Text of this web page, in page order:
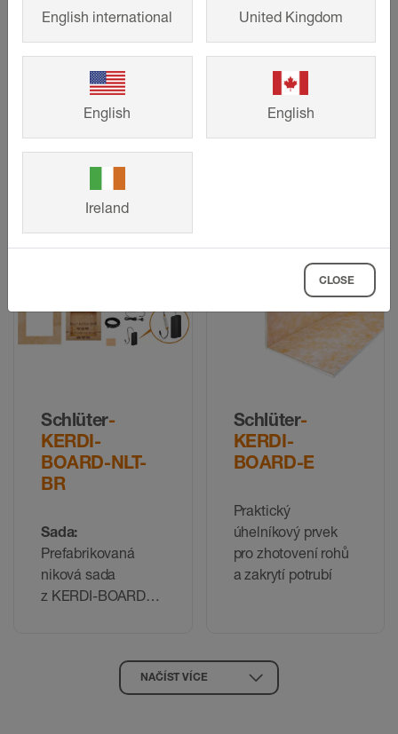
Schlüter-
KERDI-
BOARD-N
niková sada
BOARD pro
Schlüter-
KERDI-
BOARD-NLT
s LED technikou
v provedení
plug & play
Schlüter-
KERDI-
BOARD-NLT-
BR
Sada:
Prefabrikovaná
niková sada
z KERDI-BOARD
Schlüter-
KERDI-
BOARD-E
Praktický
úhelníkový prvek
pro zhotovení rohů
a zakrytí potrubí
NAČÍST VÍCE
English international United Kingdom
English English
Ireland
CLOSE